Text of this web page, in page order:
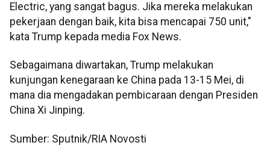
Electric, yang sangat bagus. Jika mereka melakukan
pekerjaan dengan baik, kita bisa mencapai 750 unit,"
kata Trump kepada media Fox News.
Sebagaimana diwartakan, Trump melakukan
kunjungan kenegaraan ke China pada 13-15 Mei, di
mana dia mengadakan pembicaraan dengan Presiden
China Xi Jinping.
Sumber: Sputnik/RIA Novosti